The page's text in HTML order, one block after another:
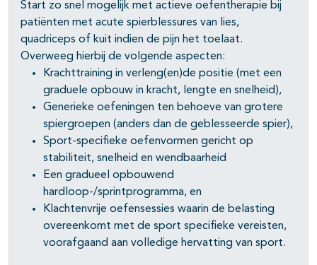
Start zo snel mogelijk met actieve oefentherapie bij
patiënten met acute spierblessures van lies,
quadriceps of kuit indien de pijn het toelaat.
Overweeg hierbij de volgende aspecten:
Krachttraining in verleng(en)de positie (met een
graduele opbouw in kracht, lengte en snelheid),
Generieke oefeningen ten behoeve van grotere
spiergroepen (anders dan de geblesseerde spier),
Sport-specifieke oefenvormen gericht op
stabiliteit, snelheid en wendbaarheid
Een gradueel opbouwend
hardloop-/sprintprogramma, en
Klachtenvrije oefensessies waarin de belasting
overeenkomt met de sport specifieke vereisten,
voorafgaand aan volledige hervatting van sport.